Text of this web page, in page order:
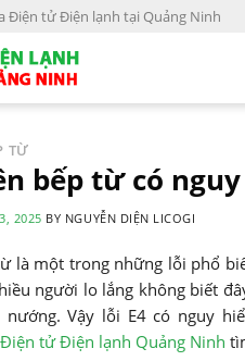
Điện tử Điện lạnh tại Quảng Ninh
TỪ
bếp từ có
2025 BY NGUYỄN DIỆN LICOGI
là một trong những lỗi phổ
người lo lắng không biết
Vậy lỗi E4 có nguy
tử Điện lạnh Quảng Ninh